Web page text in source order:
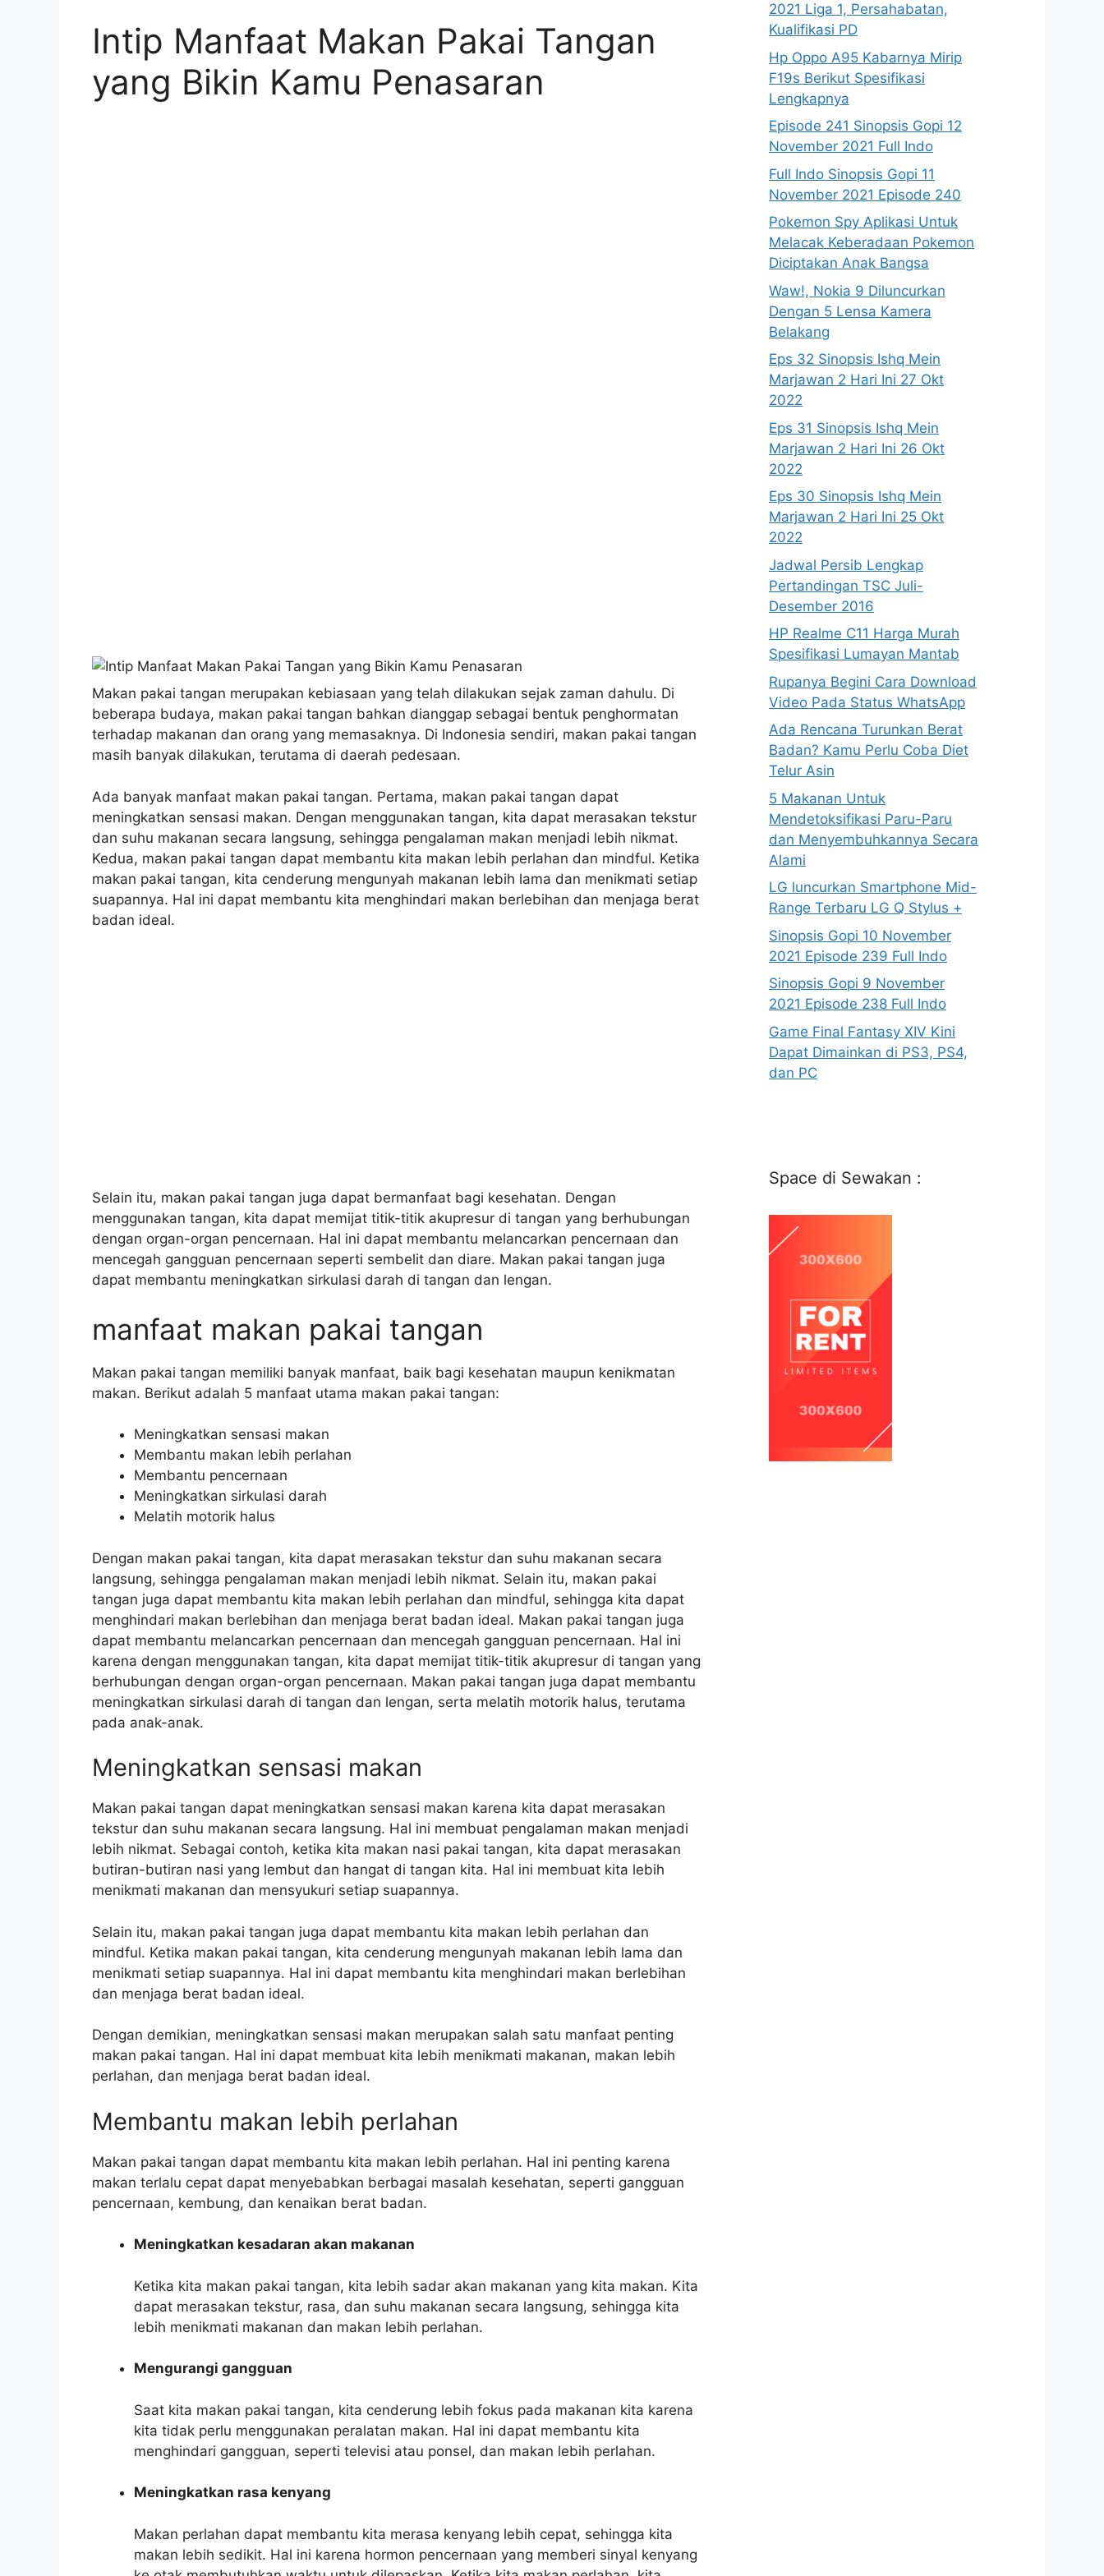
Intip Manfaat Makan Pakai Tangan
yang Bikin Kamu Penasaran
Makan pakai tangan merupakan kebiasaan yang telah dilakukan sejak zaman dahulu. Di
beberapa budaya, makan pakai tangan bahkan dianggap sebagai bentuk penghormatan
terhadap makanan dan orang yang memasaknya. Di Indonesia sendiri, makan pakai tangan
masih banyak dilakukan, terutama di daerah pedesaan.
Ada banyak manfaat makan pakai tangan. Pertama, makan pakai tangan dapat
meningkatkan sensasi makan. Dengan menggunakan tangan, kita dapat merasakan tekstur
dan suhu makanan secara langsung, sehingga pengalaman makan menjadi lebih nikmat.
Kedua, makan pakai tangan dapat membantu kita makan lebih perlahan dan mindful. Ketika
makan pakai tangan, kita cenderung mengunyah makanan lebih lama dan menikmati setiap
suapannya. Hal ini dapat membantu kita menghindari makan berlebihan dan menjaga berat
badan ideal.
Selain itu, makan pakai tangan juga dapat bermanfaat bagi kesehatan. Dengan
menggunakan tangan, kita dapat memijat titik-titik akupresur di tangan yang berhubungan
dengan organ-organ pencernaan. Hal ini dapat membantu melancarkan pencernaan dan
mencegah gangguan pencernaan seperti sembelit dan diare. Makan pakai tangan juga
dapat membantu meningkatkan sirkulasi darah di tangan dan lengan.
manfaat makan pakai tangan
Makan pakai tangan memiliki banyak manfaat, baik bagi kesehatan maupun kenikmatan
makan. Berikut adalah 5 manfaat utama makan pakai tangan:
Meningkatkan sensasi makan
Membantu makan lebih perlahan
Membantu pencernaan
Meningkatkan sirkulasi darah
Melatih motorik halus
Dengan makan pakai tangan, kita dapat merasakan tekstur dan suhu makanan secara
langsung, sehingga pengalaman makan menjadi lebih nikmat. Selain itu, makan pakai
tangan juga dapat membantu kita makan lebih perlahan dan mindful, sehingga kita dapat
menghindari makan berlebihan dan menjaga berat badan ideal. Makan pakai tangan juga
dapat membantu melancarkan pencernaan dan mencegah gangguan pencernaan. Hal ini
karena dengan menggunakan tangan, kita dapat memijat titik-titik akupresur di tangan yang
berhubungan dengan organ-organ pencernaan. Makan pakai tangan juga dapat membantu
meningkatkan sirkulasi darah di tangan dan lengan, serta melatih motorik halus, terutama
pada anak-anak.
Meningkatkan sensasi makan
Makan pakai tangan dapat meningkatkan sensasi makan karena kita dapat merasakan
tekstur dan suhu makanan secara langsung. Hal ini membuat pengalaman makan menjadi
lebih nikmat. Sebagai contoh, ketika kita makan nasi pakai tangan, kita dapat merasakan
butiran-butiran nasi yang lembut dan hangat di tangan kita. Hal ini membuat kita lebih
menikmati makanan dan mensyukuri setiap suapannya.
Selain itu, makan pakai tangan juga dapat membantu kita makan lebih perlahan dan
mindful. Ketika makan pakai tangan, kita cenderung mengunyah makanan lebih lama dan
menikmati setiap suapannya. Hal ini dapat membantu kita menghindari makan berlebihan
dan menjaga berat badan ideal.
Dengan demikian, meningkatkan sensasi makan merupakan salah satu manfaat penting
makan pakai tangan. Hal ini dapat membuat kita lebih menikmati makanan, makan lebih
perlahan, dan menjaga berat badan ideal.
Membantu makan lebih perlahan
Makan pakai tangan dapat membantu kita makan lebih perlahan. Hal ini penting karena
makan terlalu cepat dapat menyebabkan berbagai masalah kesehatan, seperti gangguan
pencernaan, kembung, dan kenaikan berat badan.
Meningkatkan kesadaran akan makanan
Ketika kita makan pakai tangan, kita lebih sadar akan makanan yang kita makan. Kita
dapat merasakan tekstur, rasa, dan suhu makanan secara langsung, sehingga kita
lebih menikmati makanan dan makan lebih perlahan.
Mengurangi gangguan
Saat kita makan pakai tangan, kita cenderung lebih fokus pada makanan kita karena
kita tidak perlu menggunakan peralatan makan. Hal ini dapat membantu kita
menghindari gangguan, seperti televisi atau ponsel, dan makan lebih perlahan.
Meningkatkan rasa kenyang
Makan perlahan dapat membantu kita merasa kenyang lebih cepat, sehingga kita
makan lebih sedikit. Hal ini karena hormon pencernaan yang memberi sinyal kenyang
2021 Liga 1, Persahabatan,
Kualifikasi PD
Hp Oppo A95 Kabarnya Mirip
F19s Berikut Spesifikasi
Lengkapnya
Episode 241 Sinopsis Gopi 12
November 2021 Full Indo
Full Indo Sinopsis Gopi 11
November 2021 Episode 240
Pokemon Spy Aplikasi Untuk
Melacak Keberadaan Pokemon
Diciptakan Anak Bangsa
Waw!, Nokia 9 Diluncurkan
Dengan 5 Lensa Kamera
Belakang
Eps 32 Sinopsis Ishq Mein
Marjawan 2 Hari Ini 27 Okt
2022
Eps 31 Sinopsis Ishq Mein
Marjawan 2 Hari Ini 26 Okt
2022
Eps 30 Sinopsis Ishq Mein
Marjawan 2 Hari Ini 25 Okt
2022
Jadwal Persib Lengkap
Pertandingan TSC Juli-
Desember 2016
HP Realme C11 Harga Murah
Spesifikasi Lumayan Mantab
Rupanya Begini Cara Download
Video Pada Status WhatsApp
Ada Rencana Turunkan Berat
Badan? Kamu Perlu Coba Diet
Telur Asin
5 Makanan Untuk
Mendetoksifikasi Paru-Paru
dan Menyembuhkannya Secara
Alami
LG luncurkan Smartphone Mid-
Range Terbaru LG Q Stylus +
Sinopsis Gopi 10 November
2021 Episode 239 Full Indo
Sinopsis Gopi 9 November
2021 Episode 238 Full Indo
Game Final Fantasy XIV Kini
Dapat Dimainkan di PS3, PS4,
dan PC
Space di Sewakan :